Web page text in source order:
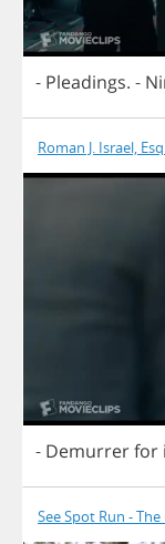
- Pleadings. -
Roman J. Israel,
- Demurrerfor
See Spot Run -